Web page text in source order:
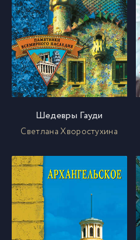
Шедевры Гауди
Светлана Хворостухина